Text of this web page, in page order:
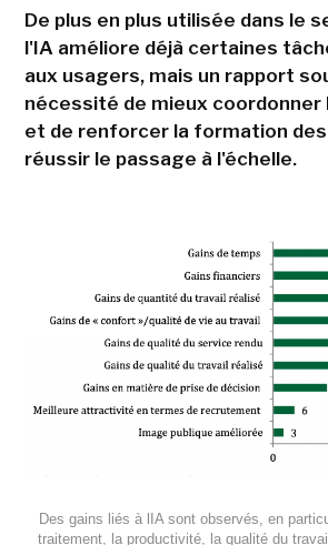
De plus en plus utilisée dans le
l'IA améliore déjà certaines
aux usagers, mais un rapport
nécessité de mieux coordonner
et de renforcer la formation
réussir le passage à l'échelle.
Des gains liés à lIA sont observés, en
traitement, la productivité, la qualité du